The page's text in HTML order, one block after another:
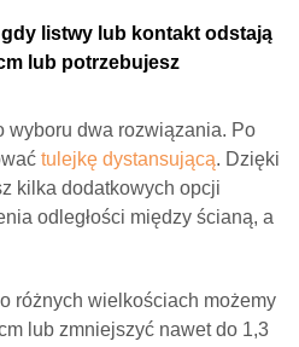
listwy lub kontakt odstają
lub potrzebujesz
wyboru dwa rozwiązania. Po
tulejkę dystansującą. Dzięki
kilka dodatkowych opcji
odległości między ścianą, a
różnych wielkościach możemy
lub zmniejszyć nawet do 1,3